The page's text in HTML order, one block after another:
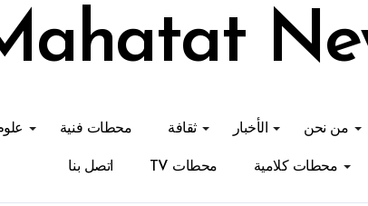
من نحن الأخبار ثقافة محطات فنية
محطات كلامية محطات TV اتصل بنا